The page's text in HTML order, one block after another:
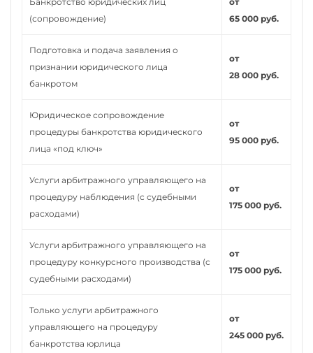
(сопровождение)
65 000 руб.
Подготовка и подача заявления о
признании юридического лица
банкротом
от
28 000 руб.
Юридическое сопровождение
процедуры банкротства юридического
лица «под ключ»
от
95 000 руб.
Услуги арбитражного управляющего на
процедуру наблюдения (с судебными
расходами)
от
175 000 руб.
Услуги арбитражного управляющего на
процедуру конкурсного производства (с
судебными расходами)
от
175 000 руб.
Только услуги арбитражного
управляющего на процедуру
банкротства юрлица
от
245 000 руб.